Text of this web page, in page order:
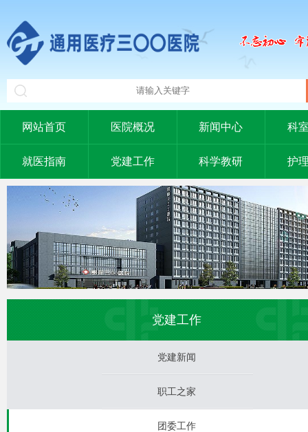
网站首页 医院概况 新闻中心 科
就医指南 党建工作 科学教研 护
党建工作
党建新闻
职工之家
团委工作